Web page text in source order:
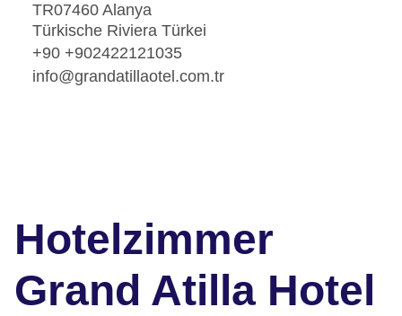
TR07460 Alanya
Türkische Riviera Türkei
+90 +902422121035
info@grandatillaotel.com.tr
Hotelzimmer
Grand Atilla Hotel